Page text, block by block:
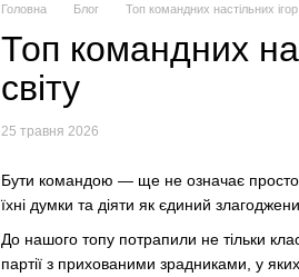
Головна Блог Топ командних настільних
Топ командних
світу
25 травня 2026
Бути командою — ще не означає просто
їхні думки та діяти як єдиний
До нашого топу потрапили не тільки
партії з прихованими зрадниками, у